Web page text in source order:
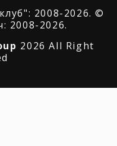
2008-2026. ©
2008-2026.
2026 All Right